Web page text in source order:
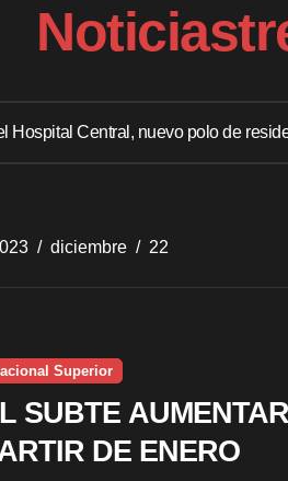
Hospital Central, nuevo polo de
diciembre 22
Superior
SUBTE
DE ENERO